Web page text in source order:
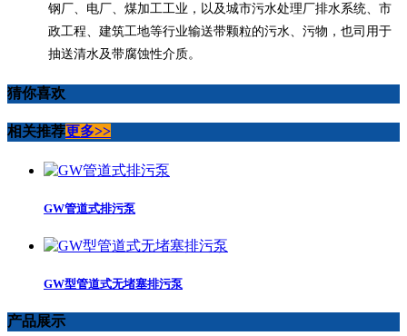
钢厂、电厂、煤加工工业，以及城市污水处理厂排水系统、市
政工程、建筑工地等行业输送带颗粒的污水、污物，也司用于
抽送清水及带腐蚀性介质。
猜你喜欢
相关推荐更多>>
GW管道式排污泵
GW型管道式无堵塞排污泵
产品展示